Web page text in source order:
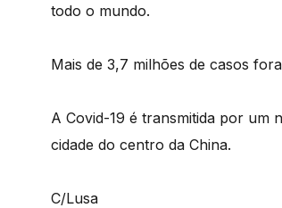
todo o mundo.
Mais de 3,7 milhões de casos
A Covid-19 é transmitida por um
cidade do centro da China.
C/Lusa